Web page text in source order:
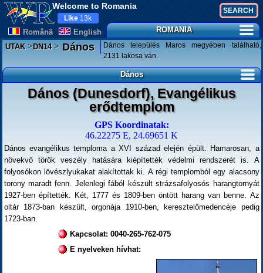
Welcome to Romania
Românã English
Like 13k
ROMANIA
UTAK>DN14>Dános
Dános település Maros megyében található,
2131 lakosa van.
Dános
Dános (Dunesdorf), Evangélikus
erődtemplom
GPS Koordinatak:
46.22275 E, 24.69651 K
Dános evangélikus temploma a XVI század elején épült. Hamarosan, a
növekvő török veszély hatására kiépítették védelmi rendszerét is. A
folyosókon lövészlyukakat alakítottak ki. A régi templomból egy alacsony
torony maradt fenn. Jelenlegi fából készült strázsafolyosós harangtornyát
1927-ben építették. Két, 1777 és 1809-ben öntött harang van benne. Az
oltár 1873-ban készült, orgonája 1910-ben, keresztelőmedencéje pedig
1723-ban.
Kapcsolat: 0040-265-762-075
E nyelveken hívhat: